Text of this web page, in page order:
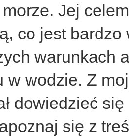
Jej
co jest
warunkach
w wodzie. Z
dowiedzieć
się z